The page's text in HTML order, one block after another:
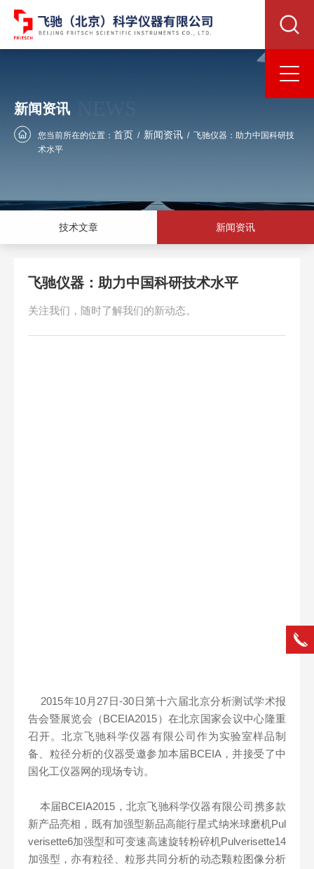
新闻资讯
您当前所在的位置： 首页 / 新闻资讯 / 飞驰仪器：助力中国科研技
术水平
技术文章 新闻资讯
飞驰仪器：助力中国科研技术水平
关注我们，随时了解我们的新动态。
2015年10月27日-30日第十六届北京分析测试学术报
告会暨展览会（BCEIA2015）在北京国家会议中心隆重
召开。北京飞驰科学仪器有限公司作为实验室样品制
备、粒径分析的仪器受邀参加本届BCEIA，并接受了中
国化工仪器网的现场专访。
本届BCEIA2015，北京飞驰科学仪器有限公司携多款
新产品亮相，既有加强型新品高能行星式纳米球磨机Pul
verisette6加强型和可变速高速旋转粉碎机Pulverisette14
加强型，亦有粒径、粒形共同分析的动态颗粒图像分析